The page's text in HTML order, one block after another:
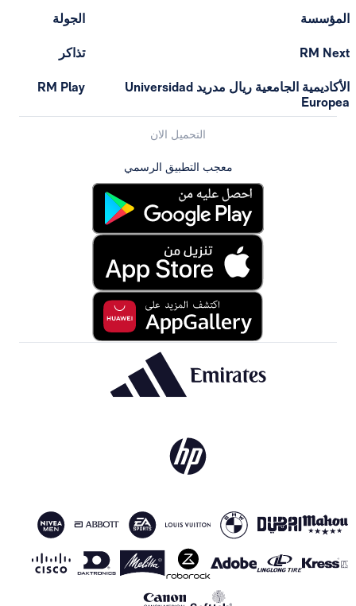
المؤسسة
RM Next
الأكاديمية الجامعية ريال مدريد Universidad
Europea
الجولة
تذاكر
RM Play
التحميل الان
معجب التطبيق الرسمي